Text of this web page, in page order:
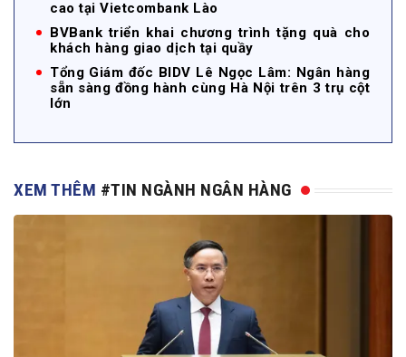
cao tại Vietcombank Lào
BVBank triển khai chương trình tặng quà cho
khách hàng giao dịch tại quầy
Tổng Giám đốc BIDV Lê Ngọc Lâm: Ngân hàng
sẵn sàng đồng hành cùng Hà Nội trên 3 trụ cột
lớn
XEM THÊM #TIN NGÀNH NGÂN HÀNG